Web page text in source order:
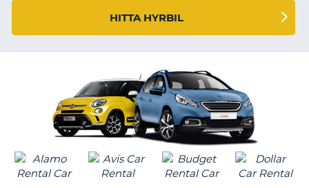
HITTA HYRBIL